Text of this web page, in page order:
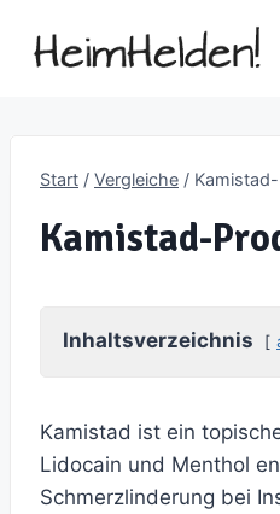
Inhalt
Start / Vergleiche /
Kamistad-
Inhaltsverzeichnis
Kamistad ist ein
Lidocain und Menthol
Schmerzlinderung bei